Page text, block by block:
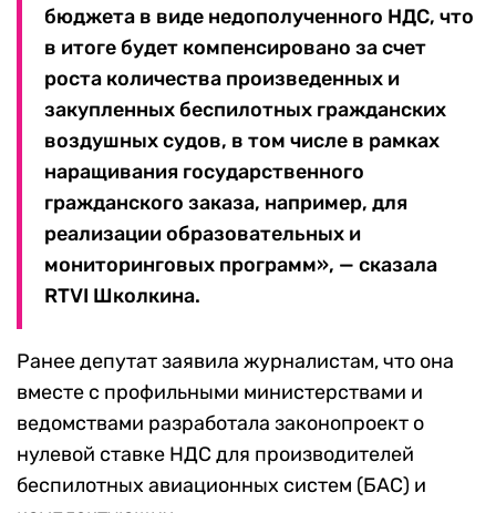
бюджета в виде недополученного НДС, что
в итоге будет компенсировано за счет
роста количества произведенных и
закупленных беспилотных гражданских
воздушных судов, в том числе в рамках
наращивания государственного
гражданского заказа, например, для
реализации образовательных и
мониторинговых программ», — сказала
RTVI Школкина.
Ранее депутат заявила журналистам, что она
вместе с профильными министерствами и
ведомствами разработала законопроект о
нулевой ставке НДС для производителей
беспилотных авиационных систем (БАС) и